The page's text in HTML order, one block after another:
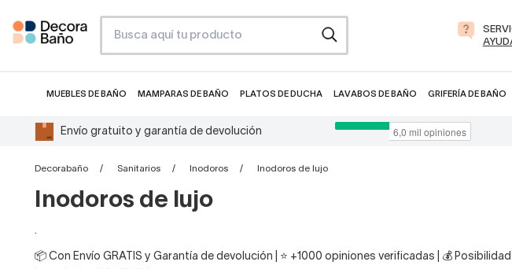
MUEBLES DE BAÑO MAMPARAS DE BAÑO PLATOS DE DUCHA LAVABOS DE BAÑO GRIFERÍA DE BAÑO
Envío gratuito y garantía de devolución
Decorabaño Sanitarios Inodoros Inodoros de lujo
Inodoros de lujo
.
📦 Con Envío GRATIS y Garantía de devolución | ⭐ +1000 opiniones verificadas | 💰